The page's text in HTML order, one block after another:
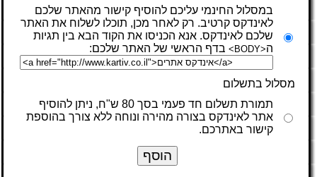
במסלול החינמי עליכם להוסיף קישור מהאתר שלכם
לאינדקס קרטיב. רק לאחר מכן, תוכלו לשלוח את האתר
שלכם לאינדקס. אנא הכניסו את הקוד הבא בין תגיות
ה<BODY> בדף הראשי של האתר שלכם:
מסלול בתשלום
תמורת תשלום חד פעמי בסך 80 ש"ח, ניתן להוסיף
אתר לאינדקס בצורה מהירה ונוחה ללא צורך בהוספת
קישור באתרכם.